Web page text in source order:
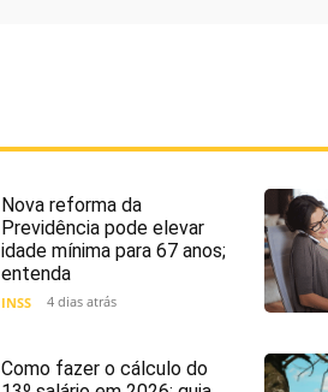
Nova reforma da
Previdência pode elevar
idade mínima para 67 anos;
entenda
INSS 4 dias atrás
Como fazer o cálculo do